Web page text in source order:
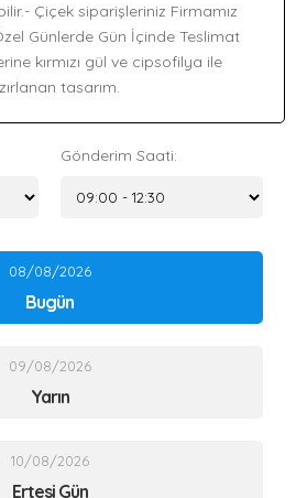
Çiçek siparişleriniz Firmamız
Günlerde Gün İçinde Teslimat
kırmızı gül ve cipsofilya ile
tasarım.
Gönderim Saati:
08/08/2026
Bugün
09/08/2026
Yarın
10/08/2026
Ertesi Gün